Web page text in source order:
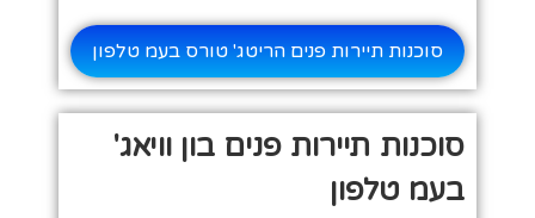
סוכנות תיירות פנים הריטג' טורס בעמ טלפון
סוכנות תיירות פנים בון וויאג'
בעמ טלפון